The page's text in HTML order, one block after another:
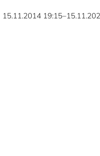
15.11.2014
Sie Kontakt mit